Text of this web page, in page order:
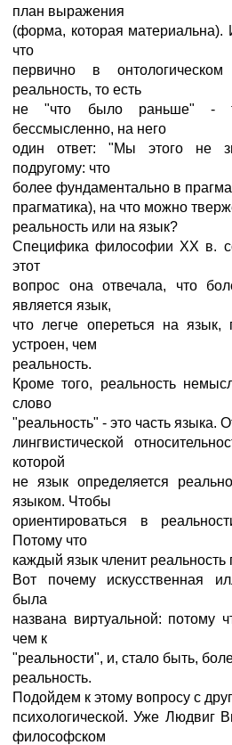
план выражения
(форма, которая материальна).
что
первично в
реальность, то есть
не "что было раньше" -
бессмысленно, на него
один ответ: "Мы этого не
подругому: что
более фундаментально в
прагматика), на что можно
реальность или на язык?
Специфика философии ХХ в.
этот
вопрос она отвечала, что
является язык,
что легче опереться на
устроен, чем
реальность.
Кроме того, реальность
слово
"реальность" - это часть языка.
лингвистической
которой
не язык определяется
языком. Чтобы
ориентироваться в
Потому что
каждый язык членит реальность
Вот почему искусственная
была
названа виртуальной: потому
чем к
"реальности", и, стало быть,
реальность.
Подойдем к этому вопросу с
психологической. Уже Людвиг
философском